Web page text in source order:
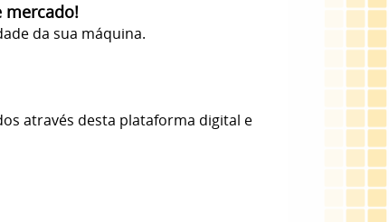
mercado!
da sua máquina.
através desta plataforma digital e